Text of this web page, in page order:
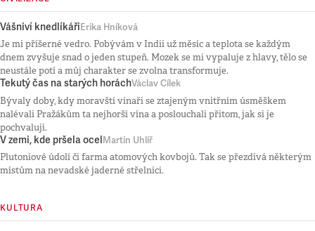
Vášniví knedlíkářiErika Hníková
Je mi příšerné vedro. Pobývám v Indii už měsíc a teplota se každým
dnem zvyšuje snad o jeden stupeň. Mozek se mi vypaluje z hlavy, tělo se
neustále potí a můj charakter se zvolna transformuje.
Tekutý čas na starých horáchVáclav Cílek
Bývaly doby, kdy moravští vinaři se ztajeným vnitřním úsměškem
nalévali Pražákům ta nejhorší vína a poslouchali přitom, jak si je
pochvalují.
V zemi, kde pršela ocel Martin Uhlíř
Plutoniové údolí či farma atomových kovbojů. Tak se přezdívá některým
místům na nevadské jaderné střelnici.
KULTURA